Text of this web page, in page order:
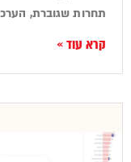
תחרות שגוברת,
קרא עוד »